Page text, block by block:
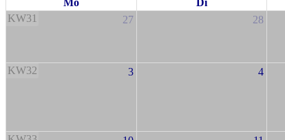
KW31
27 28
KW32 3 4